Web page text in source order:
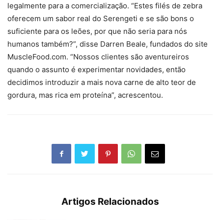
legalmente para a comercialização. “Estes filés de zebra
oferecem um sabor real do Serengeti e se são bons o
suficiente para os leões, por que não seria para nós
humanos também?”, disse Darren Beale, fundados do site
MuscleFood.com. “Nossos clientes são aventureiros
quando o assunto é experimentar novidades, então
decidimos introduzir a mais nova carne de alto teor de
gordura, mas rica em proteína”, acrescentou.
Artigos Relacionados